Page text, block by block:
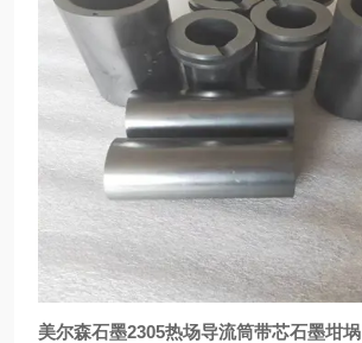
美尔森石墨2305热场导流筒带芯石墨坩埚